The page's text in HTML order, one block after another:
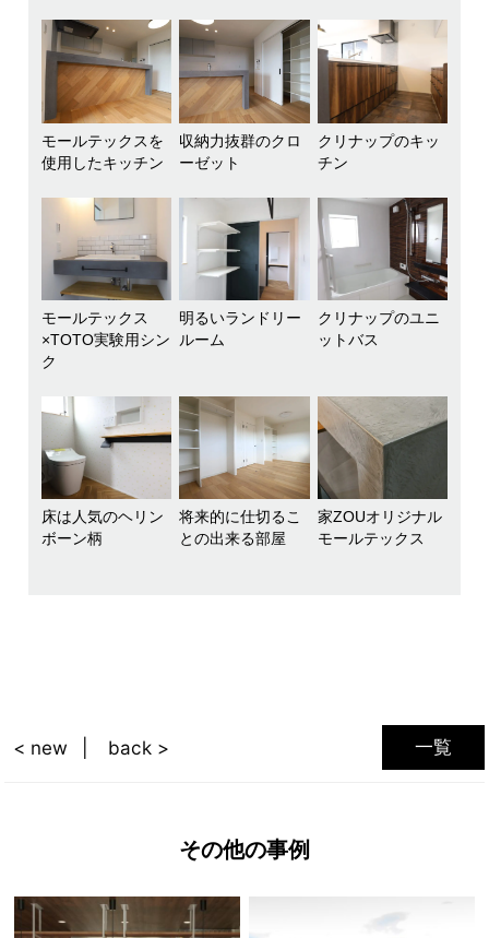
モールテックスを
使用したキッチン
収納力抜群のクロ
ーゼット
クリナップのキッ
チン
モールテックス
×TOTO実験用シン
ク
明るいランドリー
ルーム
クリナップのユニ
ットバス
床は人気のヘリン
ボーン柄
将来的に仕切るこ
との出来る部屋
家ZOUオリジナル
モールテックス
一覧
< new back >
その他の事例